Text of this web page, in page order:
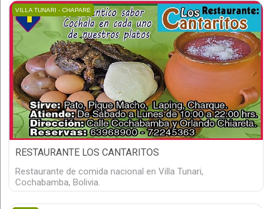
VILLA TUNARI - CHAPARE
RESTAURANTE LOS CANTARITOS
Restaurante de comida nacional en Villa Tunari,
Cochabamba, Bolivia.